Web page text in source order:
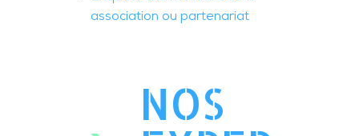
association ou partenariat
NOS